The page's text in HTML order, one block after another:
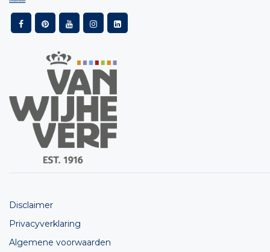
Disclaimer
Privacyverklaring
Algemene voorwaarden